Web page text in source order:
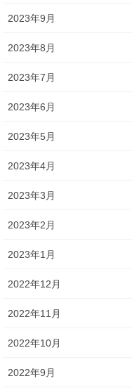
2023年9月
2023年8月
2023年7月
2023年6月
2023年5月
2023年4月
2023年3月
2023年2月
2023年1月
2022年12月
2022年11月
2022年10月
2022年9月